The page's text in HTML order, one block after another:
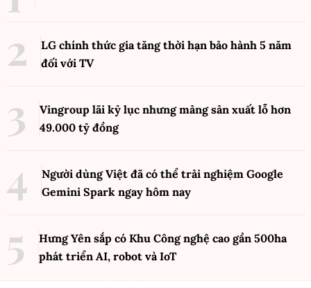
LG chính thức gia tăng thời hạn bảo hành 5 năm
đối với TV
Vingroup lãi kỷ lục nhưng mảng sản xuất lỗ hơn
49.000 tỷ đồng
Người dùng Việt đã có thể trải nghiệm Google
Gemini Spark ngay hôm nay
Hưng Yên sắp có Khu Công nghệ cao gần 500ha
phát triển AI, robot và IoT